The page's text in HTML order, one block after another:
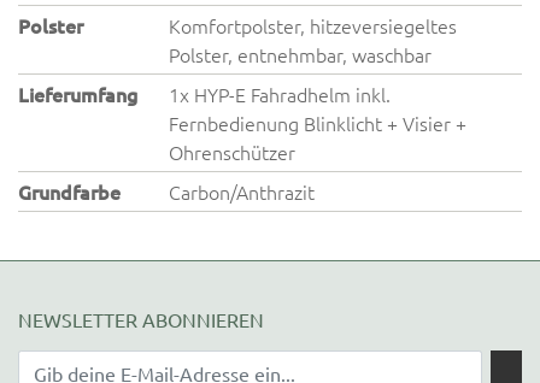
Polster
Komfortpolster, hitzeversiegeltes
Polster, entnehmbar, waschbar
Lieferumfang
1x HYP-E Fahradhelm inkl.
Fernbedienung Blinklicht + Visier +
Ohrenschützer
Grundfarbe
Carbon/Anthrazit
NEWSLETTER ABONNIEREN